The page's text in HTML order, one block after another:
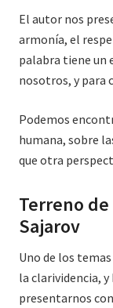
El autor nos
armonía, el
palabra tiene un
nosotros, y para
Podemos
humana, sobre
que otra
Terreno
Sajarov
Uno de los
la clarividencia, y
presentarnos